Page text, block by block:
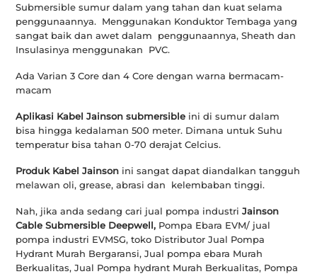
Submersible sumur dalam yang tahan dan kuat selama
penggunaannya. Menggunakan Konduktor Tembaga yang
sangat baik dan awet dalam penggunaannya, Sheath dan
Insulasinya menggunakan PVC.
Ada Varian 3 Core dan 4 Core dengan warna bermacam-
macam
Aplikasi Kabel Jainson submersible ini di sumur dalam
bisa hingga kedalaman 500 meter. Dimana untuk Suhu
temperatur bisa tahan 0-70 derajat Celcius.
Produk Kabel Jainson ini sangat dapat diandalkan tangguh
melawan oli, grease, abrasi dan kelembaban tinggi.
Nah, jika anda sedang cari jual pompa industriJainson
Cable Submersible Deepwell, Pompa Ebara EVM/ jual
pompa industri EVMSG, toko Distributor Jual Pompa
Hydrant Murah Bergaransi, Jual pompa ebara Murah
Berkualitas, Jual Pompa hydrant Murah Berkualitas, Pompa